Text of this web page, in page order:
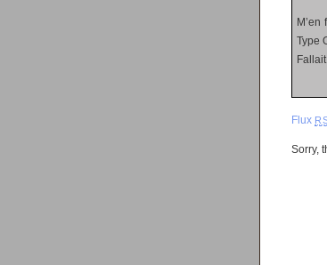
Type
Flux
Sorry,